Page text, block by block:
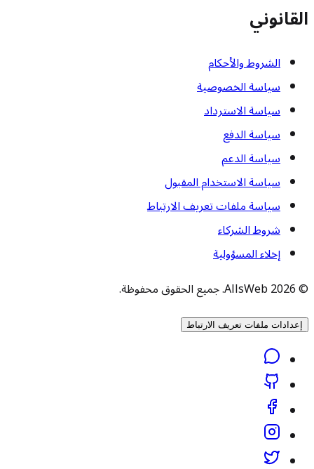
القانوني
الشروط والأحكام
سياسة الخصوصية
سياسة الاسترداد
سياسة الدفع
سياسة الدعم
سياسة الاستخدام المقبول
سياسة ملفات تعريف الارتباط
شروط الشركاء
إخلاء المسؤولية
© 2026 AllsWeb. جميع الحقوق محفوظة.
إعدادات ملفات تعريف الارتباط